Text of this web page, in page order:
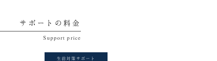
サポートの料金
生前対策サポート